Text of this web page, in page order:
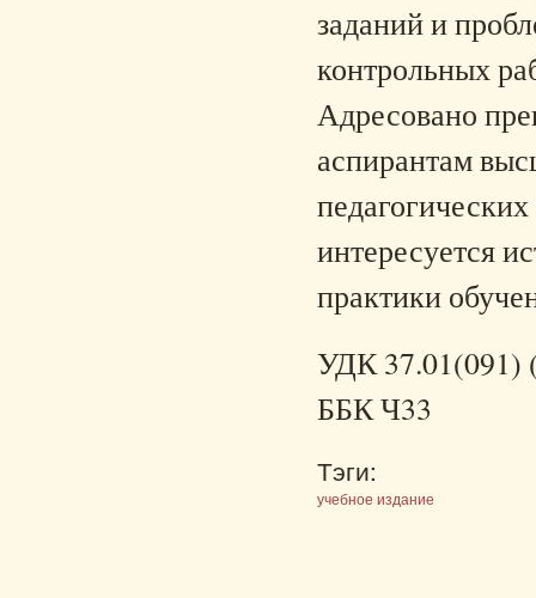
заданий и
контрольных
Адресовано
аспирантам
интересуется
практики
УДК 37.01(091)
ББК Ч33
Тэги:
учебное издание